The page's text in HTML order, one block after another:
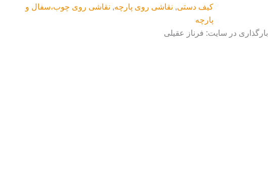
کیف دستی, نقاشی روی پارچه, نقاشی روی چوب،سفال و
پارچه
بارگذاری در سایت: فرناز عقیلی